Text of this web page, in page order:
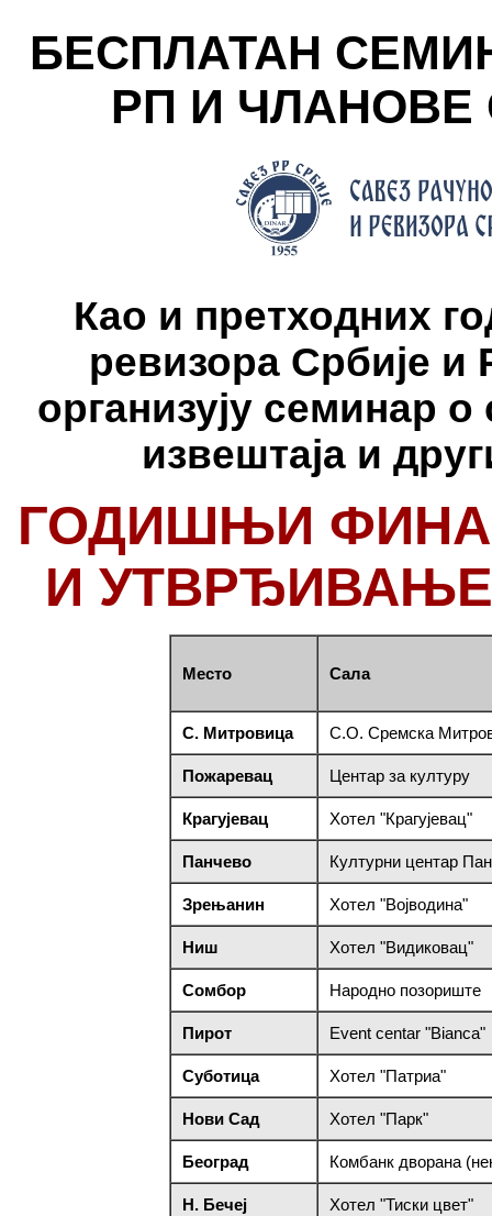
БЕСПЛАТАН
РП И ЧЛАНОВЕ
Као и претходних
ревизора Србије и
организују семинар
извештаја и
ГОДИШЊИ
И
Место Сала
С. Митровица С.О. Сремска
Пожаревац Центар за културу
Крагујевац Хотел "Крагујевац"
Панчево Културни центар
Зрењанин Хотел "Војводина"
Ниш Хотел "Видиковац"
Сомбор Народно позориште
Пирот Event centar "Bianca"
Суботица Хотел "Патриа"
Нови Сад Хотел "Парк"
Београд Комбанк дворана
Н. Бечеј Хотел "Тиски цвет"